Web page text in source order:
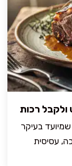
רכות
בעיקר
עסיסית